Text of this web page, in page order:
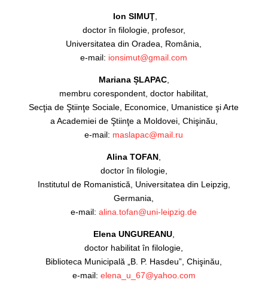
Ion SIMUŢ,
doctor în filologie, profesor,
Universitatea din Oradea, România,
e-mail: ionsimut@gmail.com
Mariana ȘLAPAC,
membru corespondent, doctor habilitat,
Secţia de Ştiinţe Sociale, Economice, Umanistice şi Arte
a Academiei de Ştiinţe a Moldovei, Chişinău,
e-mail: maslapac@mail.ru
Alina TOFAN
doctor în filologie,
Institutul de Romanistică, Universitatea din Leipzig,
Germania,
e-mail:alina.tofan@uni-leipzig.de
Elena UNGUREANU,
doctor habilitat în filologie,
Biblioteca Municipală „B. P. Hasdeu”, Chişinău,
e-mail: elena_u_67@yahoo.com